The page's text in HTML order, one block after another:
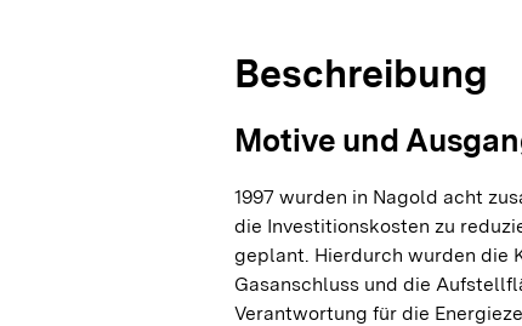
Beschreibung
Motive und
1997 wurden in Nagold acht
die Investitionskosten zu
geplant. Hierdurch wurden die
Gasanschluss und die
Verantwortung für die